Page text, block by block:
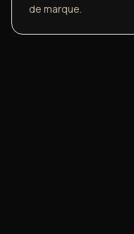
de marque.